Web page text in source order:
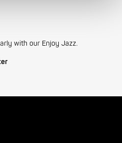
with our Enjoy Jazz.